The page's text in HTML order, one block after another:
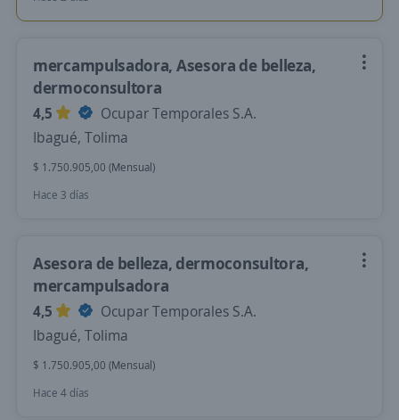
mercampulsadora, Asesora de belleza,
dermoconsultora
4,5
Ocupar Temporales S.A.
Ibagué, Tolima
$ 1.750.905,00 (Mensual)
Hace 3 días
Asesora de belleza, dermoconsultora,
mercampulsadora
4,5
Ocupar Temporales S.A.
Ibagué, Tolima
$ 1.750.905,00 (Mensual)
Hace 4 días